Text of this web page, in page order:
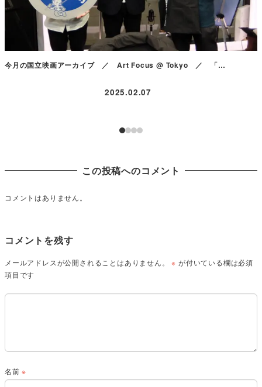
今月の国立映画アーカイブ ／ Art Focus @ Tokyo ／ 「…
2025.02.07
この投稿へのコメント
コメントはありません。
コメントを残す
メールアドレスが公開されることはありません。 ※ が付いている欄は必須
項目です
名前※